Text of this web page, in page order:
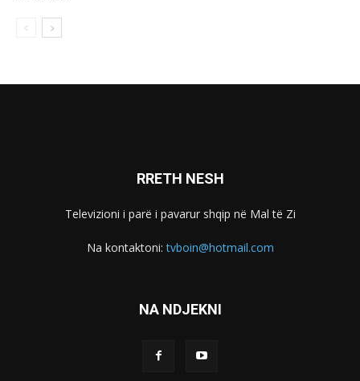
RRETH NESH
Televizioni i parë i pavarur shqip në Mal të Zi
Na kontaktoni:tvboin@hotmail.com
NA NDJEKNI